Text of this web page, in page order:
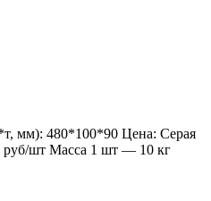
мм): 480*100*90 Цена: Серая
шт Масса 1 шт — 10 кг